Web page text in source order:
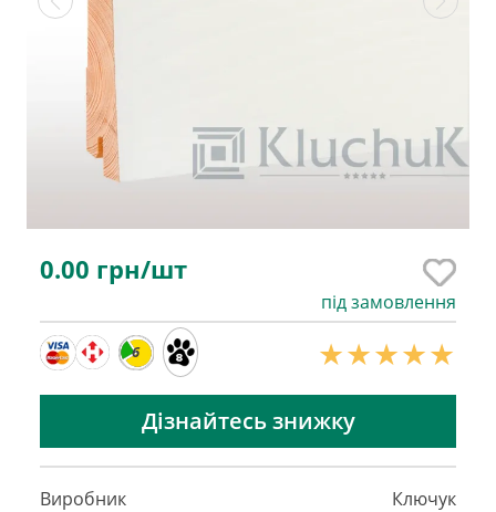
0.00 грн/шт
під замовлення
6
Дізнайтесь знижку
Виробник
Ключук